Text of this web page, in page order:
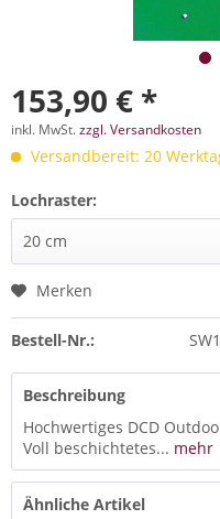
153,90 € *
inkl. MwSt.zzgl. Versandkosten
Versandbereit: 20
Lochraster:
Merken
Bestell-Nr.:
Beschreibung
Hochwertiges DCD
Voll beschichtetes... mehr
Ähnliche Artikel